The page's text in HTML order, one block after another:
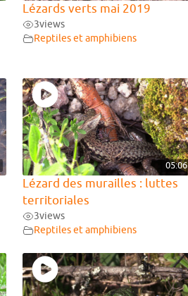
Lézards verts mai 2019
3views
Reptiles et amphibiens
05:06
Lézard des murailles : luttes
territoriales
3views
Reptiles et amphibiens